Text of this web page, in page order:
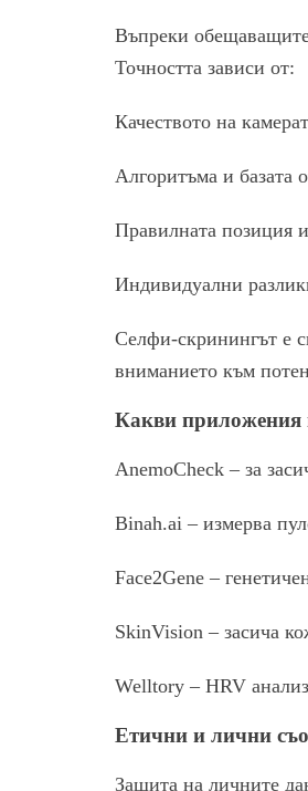
Въпреки обещаващите
Точността зависи от:
Качеството на
Алгоритъма и базата
Правилната позиция
Индивидуални
Селфи-скринингът е
вниманието към
Какви приложения
AnemoCheck – за
Binah.ai – измерва
Face2Gene –
SkinVision – засича
Welltory – HRV
Етични и лични
Защита на личните